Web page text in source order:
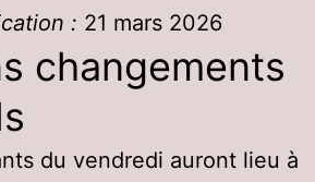
: 21 mars 2026
changements
du vendredi auront lieu à